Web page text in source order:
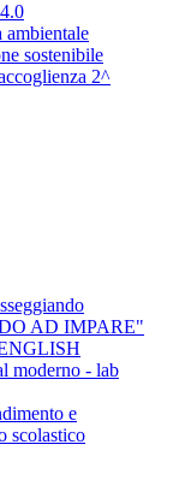
sostenibile
2^
AD IMPARE"
moderno - lab
e
scolastico